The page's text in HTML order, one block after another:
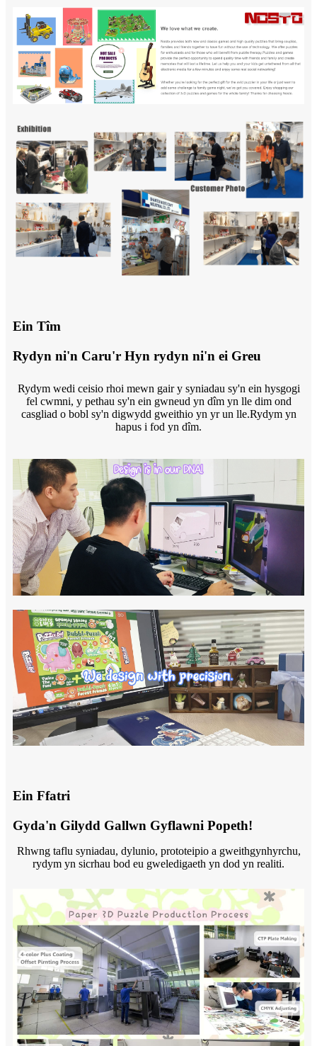
Ein Tîm
Rydyn ni'n Caru'r Hyn rydyn ni'n ei Greu
Rydym wedi ceisio rhoi mewn gair y syniadau sy'n ein hysgogi
fel cwmni, y pethau sy'n ein gwneud yn dîm yn lle dim ond
casgliad o bobl sy'n digwydd gweithio yn yr un lle.Rydym yn
hapus i fod yn dîm.
Ein Ffatri
Gyda'n Gilydd Gallwn Gyflawni Popeth!
Rhwng taflu syniadau, dylunio, prototeipio a gweithgynhyrchu,
rydym yn sicrhau bod eu gweledigaeth yn dod yn realiti.